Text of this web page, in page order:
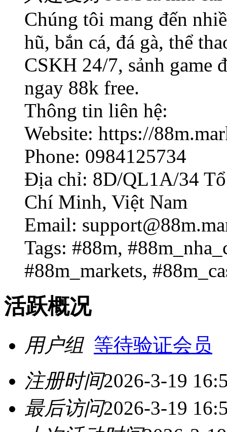
Chúng tôi mang đến
hũ, bắn cá, đá gà, thể
CSKH 24/7, sảnh game
ngay 88k free.
Thông tin liên hệ:
Website: https://
Phone: 0984125734
Địa chỉ: 8D/QL1A/34
Chí Minh, Việt Nam
Email:
Tags: #88m,
#88m_markets,
活跃概况
用户组 等待验证会员
注册时间2026-3-19
最后访问2026-3-19